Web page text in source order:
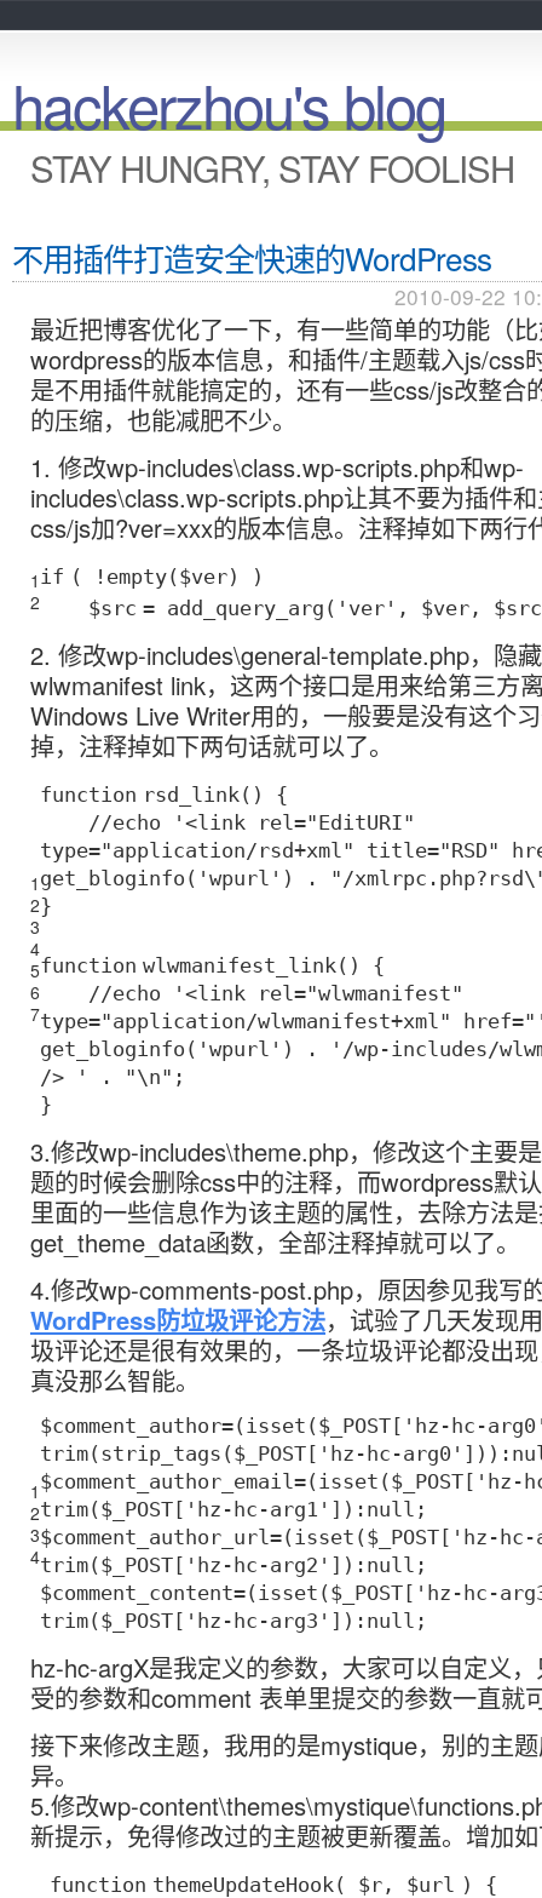
hackerzhou's blog
STAY HUNGRY, STAY FOOLISH
不用插件打造安全快速的WordPress
2010-09-22
最近把博客优化了一下，有一些简单的功能（
wordpress的版本信息，和插件/主题载入js/css
是不用插件就能搞定的，还有一些css/js改整合
的压缩，也能减肥不少。
1. 修改wp-includes\class.wp-scripts.php和wp-
includes\class.wp-scripts.php让其不要为插件
css/js加?ver=xxx的版本信息。注释掉如下两行
1
2
if ( ! empty( $ver) )
$src = add_query_arg( 'ver' , $ver , $src
2. 修改wp-includes\general-template.php，隐
wlwmanifest link，这两个接口是用来给第三方
Windows Live Writer用的，一般要是没有这个
掉，注释掉如下两句话就可以了。
1
2
3
4
5
6
7
function rsd_link() {
//echo '<link rel="EditURI"
type="application/rsd+xml" title="RSD"
get_bloginfo('wpurl') . "/
}
function wlwmanifest_link() {
//echo '<link rel="wlwmanifest"
type="application/wlwmanifest+xml"
get_bloginfo('wpurl') . '/wp-includes/
/> ' . "\n";
}
3.修改wp-includes\theme.php，修改这个主要
题的时候会删除css中的注释，而wordpress默
里面的一些信息作为该主题的属性，去除方法
get_theme_data函数，全部注释掉就可以了。
4.修改wp-comments-post.php，原因参见我写
WordPress防垃圾评论方法，试验了几天发现
圾评论还是很有效果的，一条垃圾评论都没出
真没那么智能。
1
2
3
4
$comment_author=(isset( $_POST [ 'hz-hc-
trim( strip_tags ( $_POST [ 'hz-hc-arg0'
$comment_author_email=(isset( $_POST [ 'hz-
trim( $_POST [ 'hz-hc-arg1' ]):null;
$comment_author_url=(isset( $_POST [ 'hz-hc-
trim( $_POST [ 'hz-hc-arg2' ]):null;
$comment_content=(isset( $_POST [ 'hz-hc-
trim( $_POST [ 'hz-hc-arg3' ]):null;
hz-hc-argX是我定义的参数，大家可以自定义
受的参数和comment 表单里提交的参数一直就
接下来修改主题，我用的是mystique，别的主
异。
5.修改wp-
新提示，免得修改过的主题被更新覆盖。增加
function themeUpdateHook( $r , $url ) {